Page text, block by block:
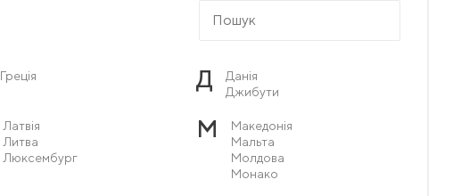
Греція Д
Данія
Джибути
Латвія
Литва
Люксембург
М
Македонія
Мальта
Молдова
Монако